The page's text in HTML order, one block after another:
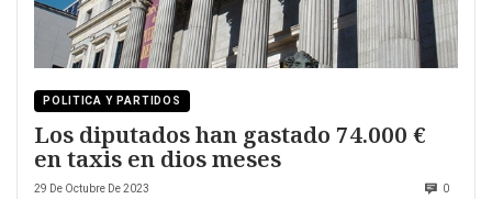
POLITICA Y PARTIDOS
Los diputados han gastado 74.000 €
en taxis en dios meses
29 De Octubre De 2023 0